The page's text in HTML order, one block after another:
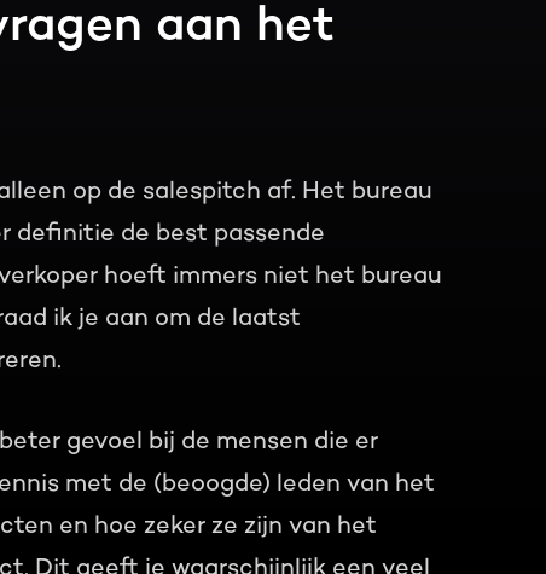
aan het
op de salespitch af. Het bureau
definitie de best passende
hoeft immers niet het bureau
ik je aan om de laatst
gevoel bij de mensen die er
met de (beoogde) leden van het
en hoe zeker ze zijn van het
Dit geeft je waarschijnlijk een veel